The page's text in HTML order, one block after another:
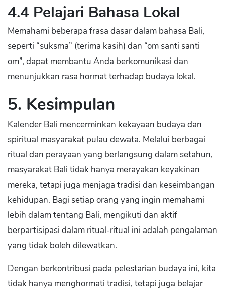
4.4 Pelajari Bahasa Lokal
Memahami beberapa frasa dasar dalam bahasa Bali,
seperti “suksma” (terima kasih) dan “om santi santi
om”, dapat membantu Anda berkomunikasi dan
menunjukkan rasa hormat terhadap budaya lokal.
5. Kesimpulan
Kalender Bali mencerminkan kekayaan budaya dan
spiritual masyarakat pulau dewata. Melalui berbagai
ritual dan perayaan yang berlangsung dalam setahun,
masyarakat Bali tidak hanya merayakan keyakinan
mereka, tetapi juga menjaga tradisi dan keseimbangan
kehidupan. Bagi setiap orang yang ingin memahami
lebih dalam tentang Bali, mengikuti dan aktif
berpartisipasi dalam ritual-ritual ini adalah pengalaman
yang tidak boleh dilewatkan.
Dengan berkontribusi pada pelestarian budaya ini, kita
tidak hanya menghormati tradisi, tetapi juga belajar